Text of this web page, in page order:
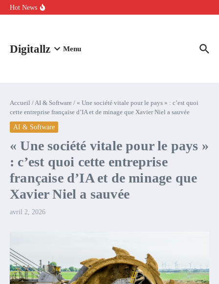
Aller au contenu
Hot News
Comment l’IA simplifie la data de caisse pour la transformer en
Digitallz Menu
Accueil /AI & Software / « Une société vitale pour le pays » : c’est quoi
cette entreprise française d’IA et de minage que Xavier Niel a sauvée
AI & Software
« Une société vitale pour le pays »
: c’est quoi cette entreprise
française d’IA et de minage que
Xavier Niel a sauvée
avril 2, 2026